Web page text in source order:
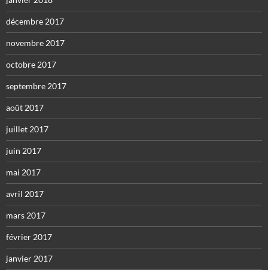
décembre 2017
novembre 2017
octobre 2017
septembre 2017
août 2017
juillet 2017
juin 2017
mai 2017
avril 2017
mars 2017
février 2017
janvier 2017